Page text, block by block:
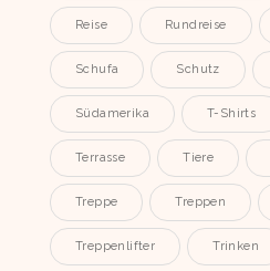
Reise Rundreise
Schufa Schutz
Südamerika T-Shirts
Terrasse Tiere
Treppe Treppen
Treppenlifter Trinken